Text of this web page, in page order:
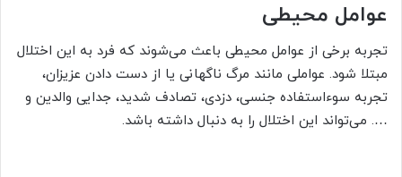
عوامل محیطی
تجربه برخی از عوامل محیطی باعث می‌شوند که فرد به این اختلال
مبتلا شود. عواملی مانند مرگ ناگهانی یا از دست دادن عزیزان،
تجربه سوءاستفاده جنسی، دزدی، تصادف شدید، جدایی والدین و
…. می‌تواند این اختلال را به دنبال داشته باشد.